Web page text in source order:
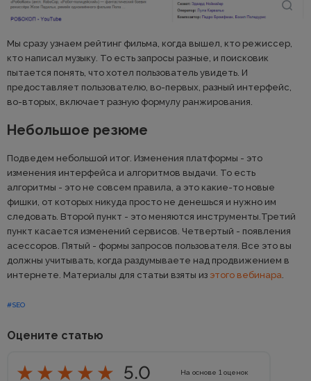
Мы сразу узнаем рейтинг фильма, когда вышел, кто режиссер,
кто написал музыку. То есть запросы разные, и поисковик
пытается понять, что хотел пользователь увидеть. И
предоставляет пользователю, во-первых, разный интерфейс,
во-вторых, включает разную формулу ранжирования.
Небольшое резюме
Подведем небольшой итог. Изменения платформы - это
изменения интерфейса и алгоритмов выдачи. То есть
алгоритмы - это не совсем правила, а это какие-то новые
фишки, от которых никуда просто не денешься и нужно им
следовать. Второй пункт - это меняются инструменты.Третий
пункт касается изменений сервисов. Четвертый - появления
асессоров. Пятый - формы запросов пользователя. Все это вы
должны учитывать, когда раздумываете над продвижением в
интернете. Материалы для статьи взяты из этого вебинара
#SEO
Оцените статью
5.0 На основе 1 оценок